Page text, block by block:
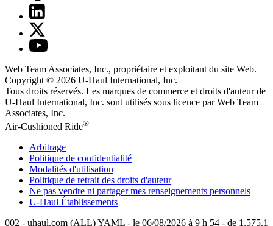
Web Team Associates, Inc., propriétaire et exploitant du site Web.
Copyright © 2026 U-Haul International, Inc.
Tous droits réservés. Les marques de commerce et droits d'auteur de
U-Haul International, Inc. sont utilisés sous licence par Web Team
Associates, Inc.
Air-Cushioned Ride®
Arbitrage
Politique de confidentialité
Modalités d'utilisation
Politique de retrait des droits d'auteur
Ne pas vendre ni partager mes renseignements personnels
U-Haul Établissements
002 - uhaul.com (ALL) YAML - le 06/08/2026 à 9 h 54 - de 1.575.1